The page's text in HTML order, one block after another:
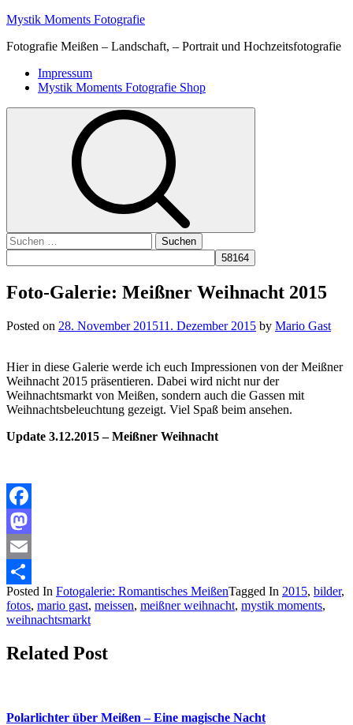
Skip
content
Mystik Moments Fotografie
Fotografie Meißen – Landschaft, – Portrait und Hochzeitsfotografie
Primary
Menu
Impressum
Mystik Moments Fotografie Shop
Suchen
nach:
Foto-Galerie: Meißner Weihnacht 2015
Posted on 28. November 201511. Dezember 2015 by Mario Gast
Hier in diese Galerie werde ich euch Impressionen von der Meißner
Weihnacht 2015 präsentieren. Dabei wird nicht nur der
Weihnachtsmarkt von Meißen, sondern auch die Gassen mit
Weihnachtsbeleuchtung gezeigt. Viel Spaß beim ansehen.
Update 3.12.2015 – Meißner Weihnacht
Facebook
Mastodon
Email
Teilen
Posted In Fotogalerie: Romantisches MeißenTagged In 2015, bilder,
fotos, mario gast, meissen, meißner weihnacht, mystik moments,
weihnachtsmarkt
Related Post
Polarlichter über Meißen – Eine magische Nacht